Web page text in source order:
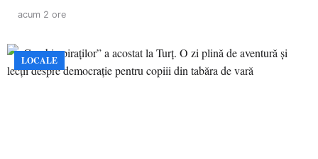
acum 2 ore
LOCALE